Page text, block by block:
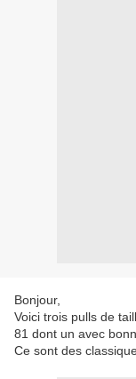
Bonjour,
Voici trois pulls de
81 dont un avec
Ce sont des